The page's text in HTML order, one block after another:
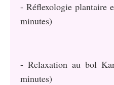
- Réflexologie plantaire
minutes)
- Relaxation au bol
minutes)